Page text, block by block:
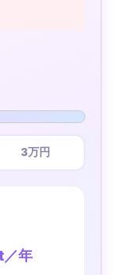
3万円
年